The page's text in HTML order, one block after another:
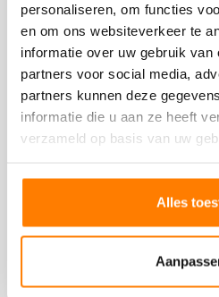
personaliseren, om functies
en om ons websiteverkeer te
informatie over uw gebruik van
partners voor social media,
partners kunnen deze
informatie die u aan ze heeft
verzameld op basis van uw
Alles